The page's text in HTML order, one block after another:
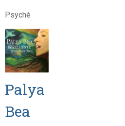
Psyché
Palya
Bea